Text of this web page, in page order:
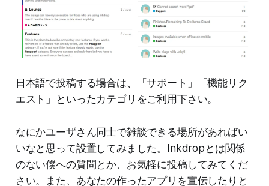
日本語で投稿する場合は、「サポート」「機能リク
エスト」といったカテゴリをご利用下さい。
なにかユーザさん同士で雑談できる場所があればい
いなと思って設置してみました。Inkdropとは関係
のない僕への質問とか、お気軽に投稿してみてくだ
さい。また、あなたの作ったアプリを宣伝したりと